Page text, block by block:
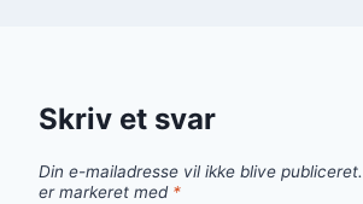
Skriv et svar
Din e-mailadresse vil ikke blive publiceret.
er markeret med *